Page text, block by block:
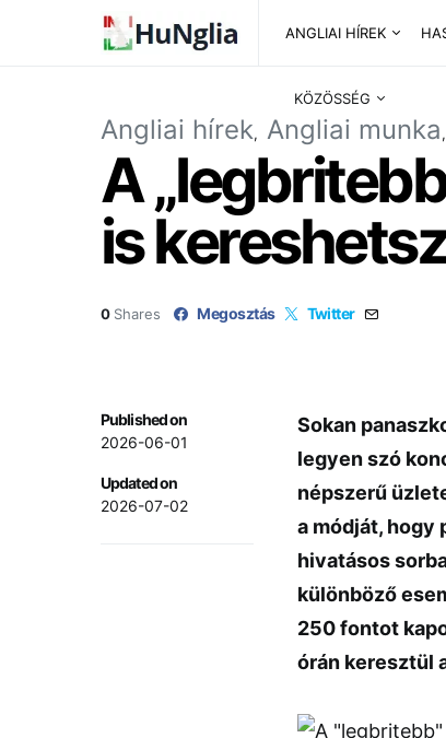
ANGLIAI HÍREK
KÖZÖSSÉG
Angliai hírek Angliai munka
A
is
0 Shares Megosztás Twitter
Published on
2026-06-01
Updated on
2026-07-02
Sokan
legyen szó
népszerű
a módját, hogy
hivatásos
különböző
250 fontot
órán keresztül